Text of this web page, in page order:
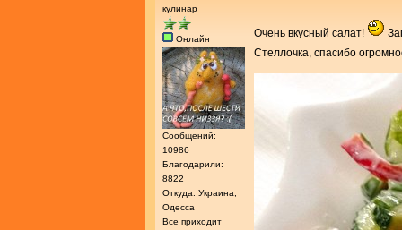
кулинар
Онлайн
Сообщений:
10986
Благодарили:
8822
Откуда: Украина,
Одесса
Все приходит
Очень вкусный салат!
Стеллочка, спасибо